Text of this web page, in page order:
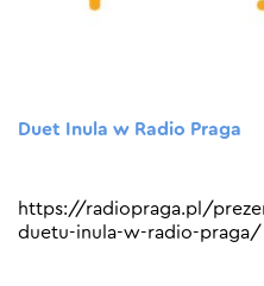
Duet Inula w Radio Praga
https://radiopraga.pl/
duetu-inula-w-radio-praga/